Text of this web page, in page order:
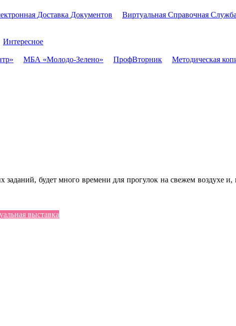
Доставка Документов Виртуальная Справочная
Интересное
МБА «Молодо-Зелено» ПрофВторник Методическая
будет много времени для прогулок на свежем воздухе
выставка